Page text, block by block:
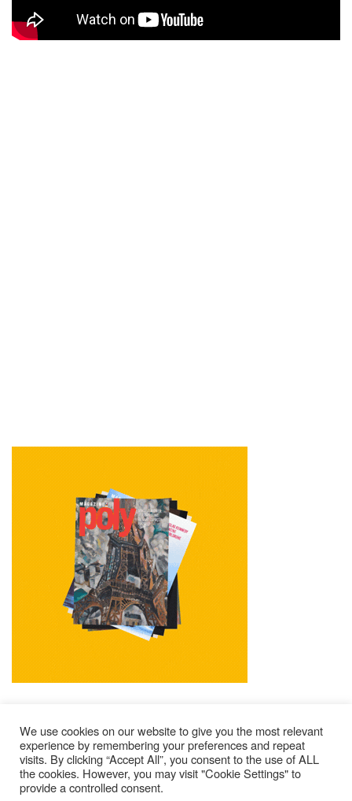
Mentions Légales Contacts
Où Trouver Poly ?
Lire Les Anciens N°
S’abonner À Poly
We use cookies on our website to give you the most relevant
experience by remembering your preferences and repeat
visits. By clicking “Accept All”, you consent to the use of ALL
the cookies. However, you may visit "Cookie Settings" to
provide a controlled consent.